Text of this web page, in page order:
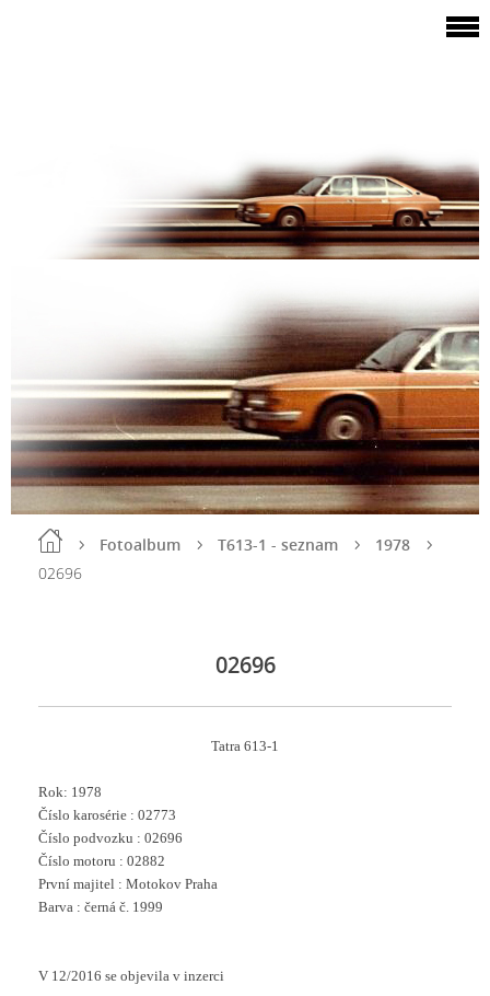
Fotoalbum T613-1 - seznam
1978
02696
02696
Tatra 613-1
Rok: 1978
Číslo karosérie : 02773
Číslo podvozku : 02696
Číslo motoru : 02882
První majitel : Motokov Praha
Barva : černá č. 1999
V 12/2016 se objevila v inzerci